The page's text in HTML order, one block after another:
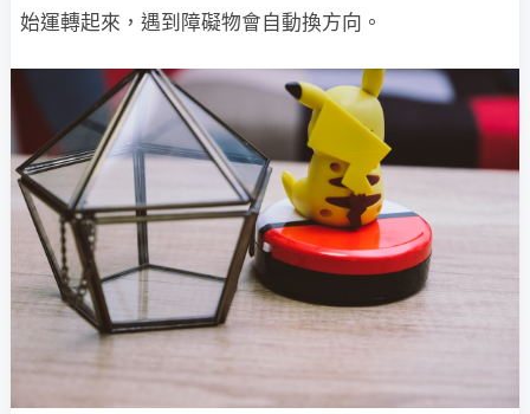
始運轉起來，遇到障礙物會自動換方向。